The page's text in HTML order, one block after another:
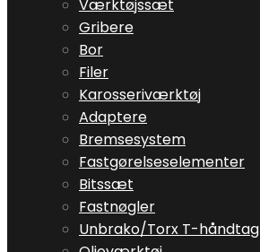
Værktøjssæt
Gribere
Bor
Filer
Karosseriværktøj
Adaptere
Bremsesystem
Fastgørelseselementer
Bitssæt
Fastnøgler
Unbrako/Torx T-håndtag